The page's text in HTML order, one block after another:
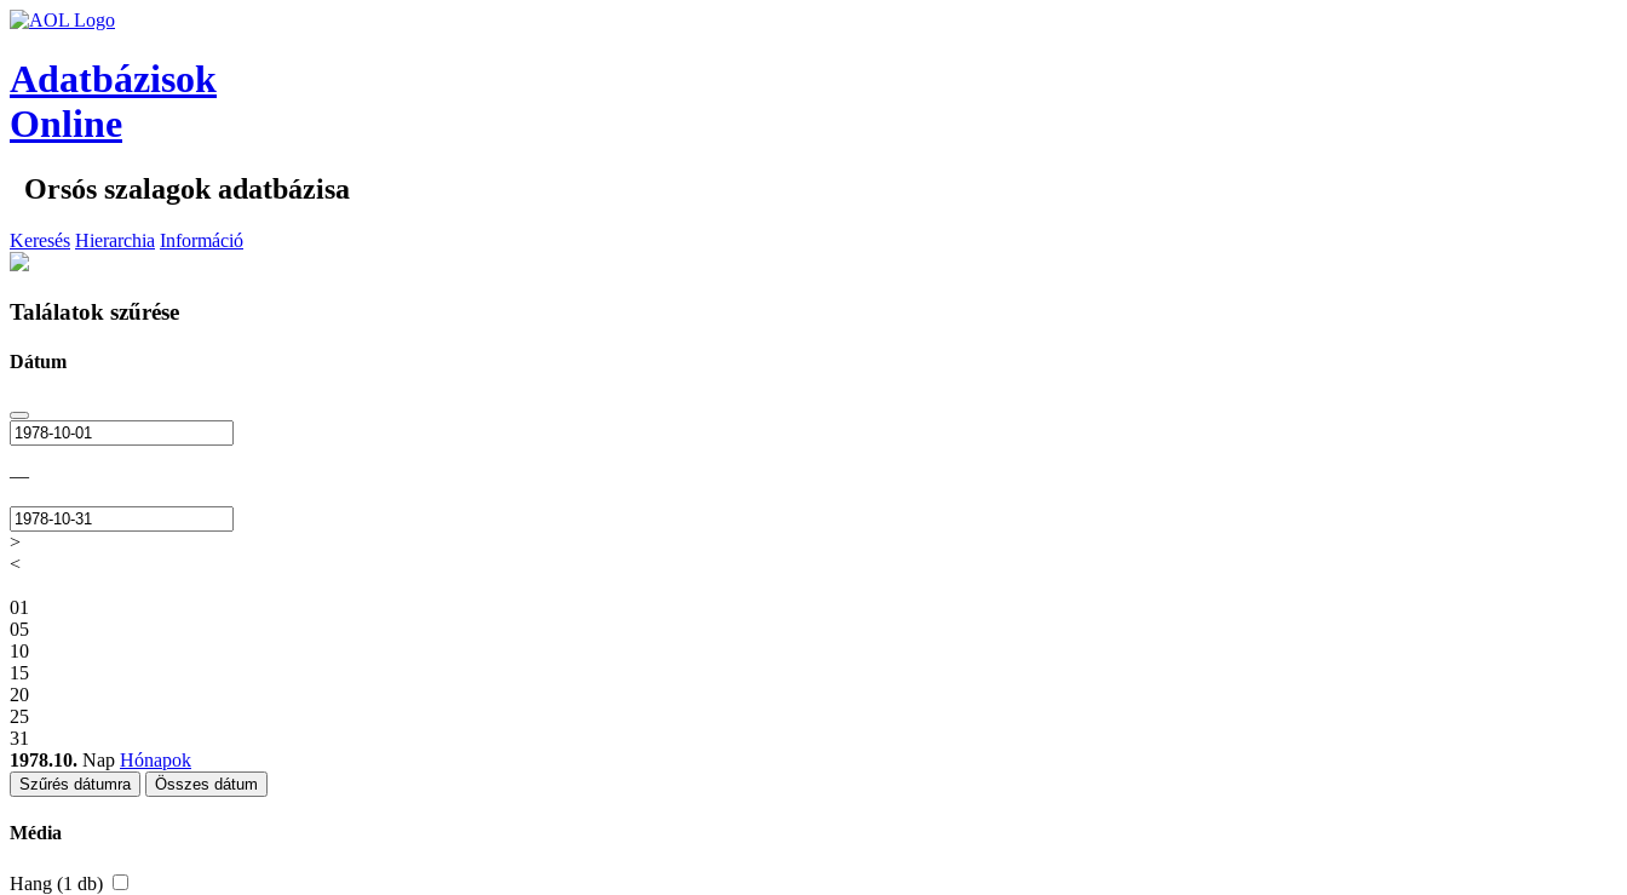
Adatbázisok
Online
Orsós szalagok adatbázisa
Keresés Hierarchia Információ
Találatok szűrése
Dátum
—
>
<
01
05
10
15
20
25
31
1978.10. Nap Hónapok
Szűrés dátumra Összes dátum
Média
Hang (1 db)